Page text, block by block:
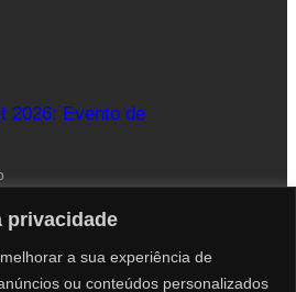
privacidade
a sua experiência de
ou conteúdos personalizados
2026: Evento de